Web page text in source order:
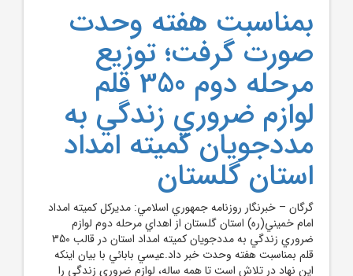
بمناسبت هفته وحدت
صورت گرفت؛ توزيع
مرحله دوم 350 قلم
لوازم ضروري زندگي به
مددجويان کميته امداد
استان گلستان
گرگان – خبرنگار روزنامه جمهوري اسلامي: مديرکل کميته امداد
امام خميني(ره) استان گلستان از اهداي مرحله دوم لوازم
ضروري زندگي به مددجويان کميته امداد استان در قالب 350
قلم بمناسبت هفته وحدت خبر داد.عيسي بابائي با بيان اينکه
اين نهاد در تلاش است تا همه ساله، لوازم ضروري زندگي را